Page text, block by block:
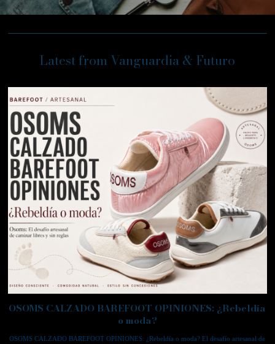
Latest from Vanguardia & Futuro
OSOMS CALZADO BAREFOOT OPINIONES: ¿Rebeldía
o moda?
OSOMS CALZADO BAREFOOT OPINIONES: ¿Rebeldía o moda? El desafío artesanal de